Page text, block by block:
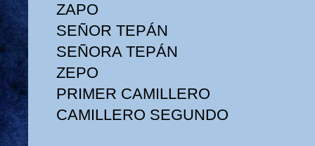
ZAPO
SEÑOR TEPÁN
SEÑORA TEPÁN
ZEPO
PRIMER CAMILLERO
CAMILLERO SEGUNDO